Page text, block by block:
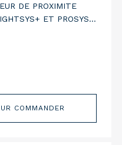
DE PROXIMITE
ET PROSYS
COMMANDER